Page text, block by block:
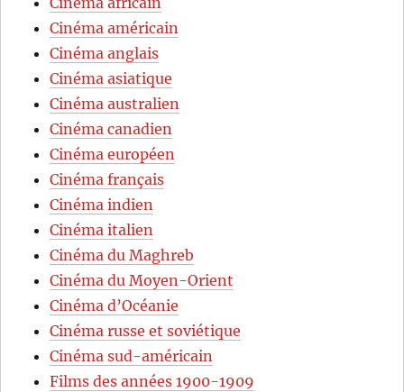
Cinéma américain
Cinéma anglais
Cinéma asiatique
Cinéma australien
Cinéma canadien
Cinéma européen
Cinéma français
Cinéma indien
Cinéma italien
Cinéma du Maghreb
Cinéma du Moyen-Orient
Cinéma d’Océanie
Cinéma russe et soviétique
Cinéma sud-américain
Films des années 1900-1909